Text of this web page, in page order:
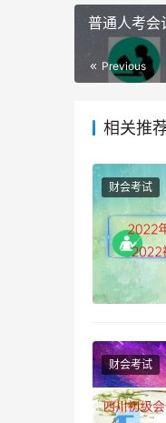
统一考试
也可以在
还没开始。
以最后打
月,如果你
你报名的
计师全国
已取得财
向该省市
地点安排
普通人考会
Previous
相关推
财会考试
财会考试